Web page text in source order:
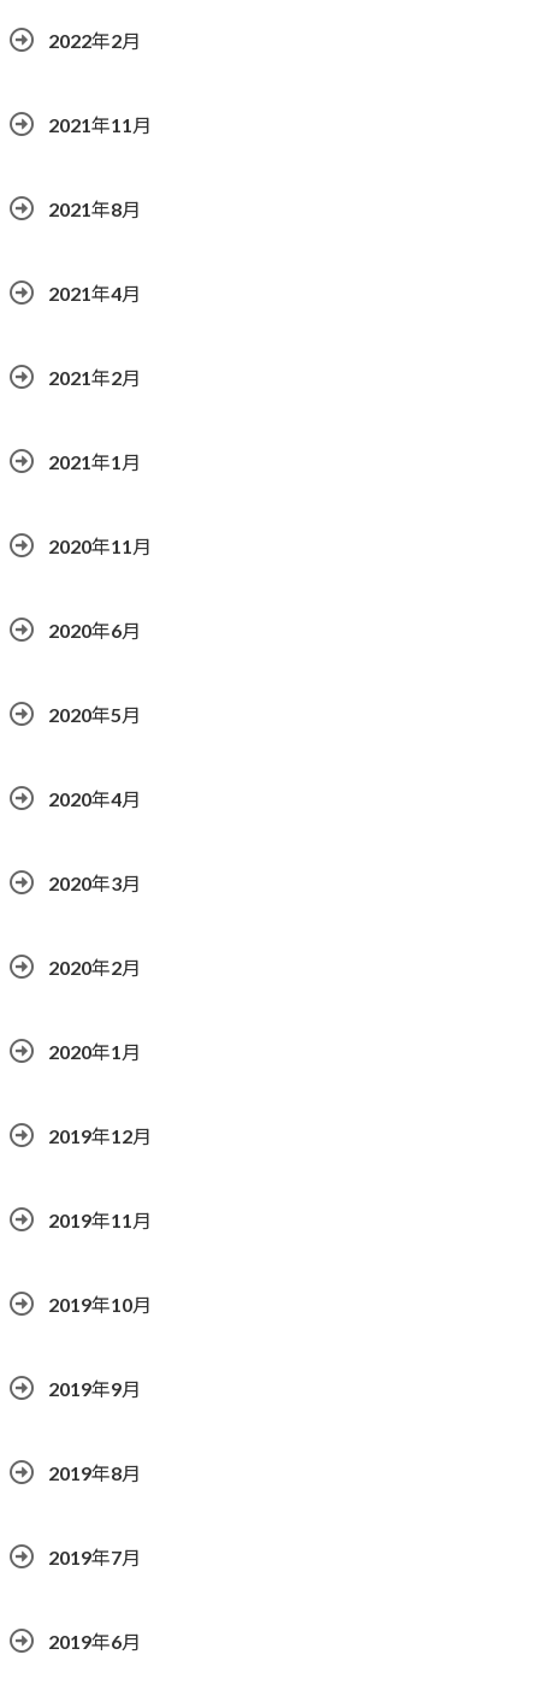
2022年2月
2021年11月
2021年8月
2021年4月
2021年2月
2021年1月
2020年11月
2020年6月
2020年5月
2020年4月
2020年3月
2020年2月
2020年1月
2019年12月
2019年11月
2019年10月
2019年9月
2019年8月
2019年7月
2019年6月